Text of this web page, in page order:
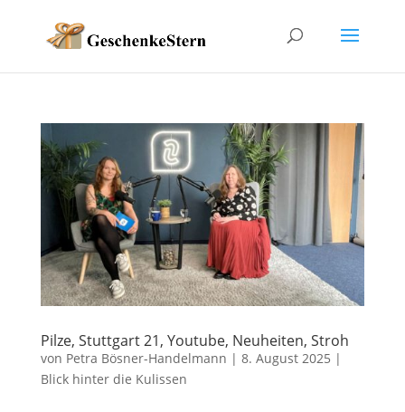
Pilze, Stuttgart 21, Youtube, Neuheiten, Stroh
von Petra Bösner-Handelmann | 8. August 2025 |
Blick hinter die Kulissen